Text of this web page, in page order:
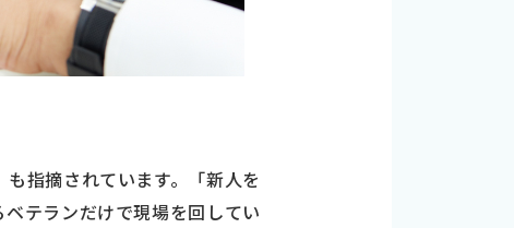
指摘されています。「新人を
テランだけで現場を回してい